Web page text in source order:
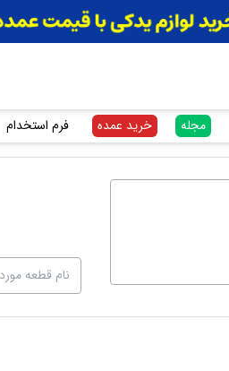
مجله خرید عمده فرم استخدام